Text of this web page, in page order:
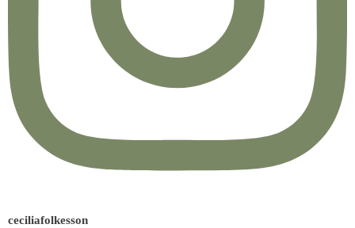
ceciliafolkesson